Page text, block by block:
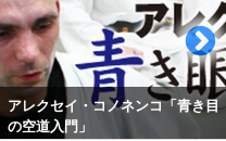
コ「青き目
平安孝行「地